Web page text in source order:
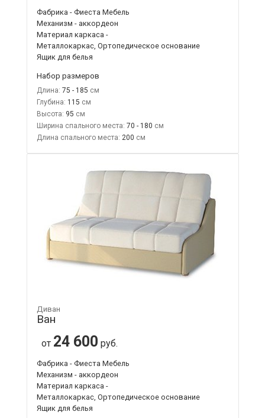
Фабрика - Фиеста Мебель
Механизм - аккордеон
Материал каркаса -
Металлокаркас, Ортопедическое основание
Ящик для белья
Набор размеров
Длина: 75 - 185
Глубина: 115
Высота: 95
Ширина спального места: 70 - 180
Длина спального места: 200
Диван
Ван
от 24 600 руб.
Фабрика - Фиеста Мебель
Механизм - аккордеон
Материал каркаса -
Металлокаркас, Ортопедическое основание
Ящик для белья